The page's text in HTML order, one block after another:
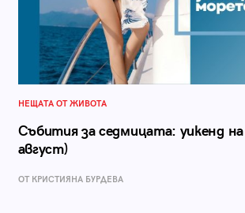
НЕЩАТА ОТ ЖИВОТА
Събития за седмицата: уикенд
август)
ОТ КРИСТИЯНА БУРДЕВА